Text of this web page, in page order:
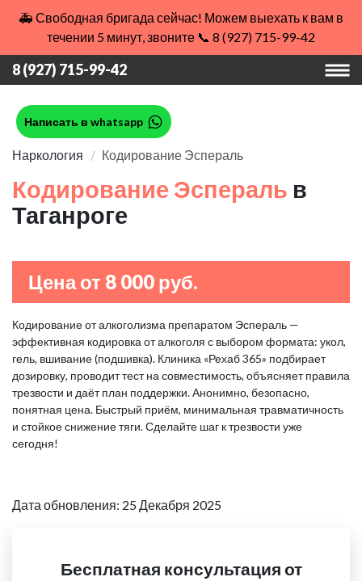
🚑 Свободная бригада сейчас! Можем выехать к вам в
течении 5 минут, звоните 📞 8 (927) 715-99-42
8 (927) 715-99-42
Написать в whatsapp
Наркология Кодирование Эспераль
Кодирование Эспераль в
Таганроге
Цена от 8 000 руб.
Кодирование от алкоголизма препаратом Эспераль —
эффективная кодировка от алкоголя с выбором формата: укол,
гель, вшивание (подшивка). Клиника «Рехаб 365» подбирает
дозировку, проводит тест на совместимость, объясняет правила
трезвости и даёт план поддержки. Анонимно, безопасно,
понятная цена. Быстрый приём, минимальная травматичность
и стойкое снижение тяги. Сделайте шаг к трезвости уже
сегодня!
Дата обновления: 25 Декабря 2025
Бесплатная консультация от